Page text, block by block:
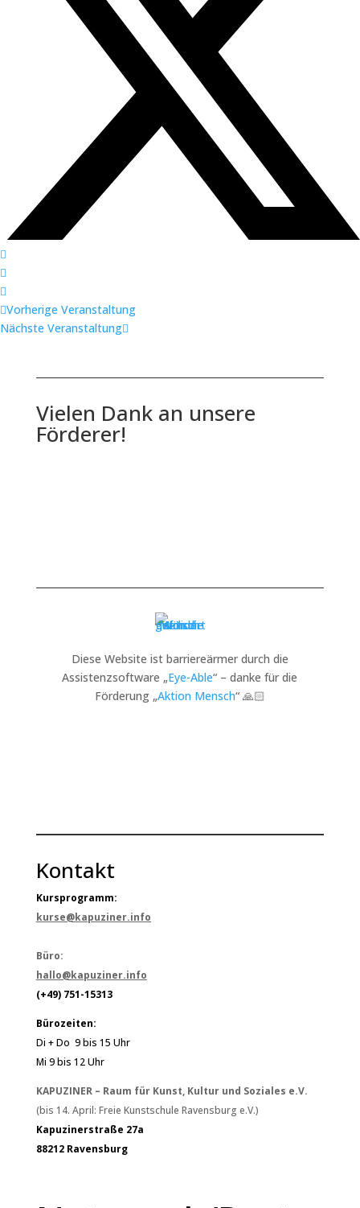
Vorherige Veranstaltung
Nächste Veranstaltung
Vielen Dank an unsere
Förderer!
Diese Website ist barriereärmer durch die
Assistenzsoftware „Eye-Able“ – danke für die
Förderung „Aktion Mensch“ 🙏🏻
Kontakt
Kursprogramm:
kurse@kapuziner.info
Büro:
hallo@kapuziner.info
(+49) 751-15313
Bürozeiten:
Di + Do 9 bis 15 Uhr
Mi 9 bis 12 Uhr
KAPUZINER – Raum für Kunst, Kultur und Soziales e.V.
(bis 14. April: Freie Kunstschule Ravensburg e.V.)
Kapuzinerstraße 27a
88212 Ravensburg